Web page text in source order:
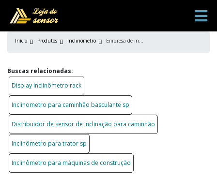
Início Produtos Inclinômetro Empresa de inclinometro para caminhão basculante
Buscas relacionadas:
Display inclinômetro rack
Inclinometro para caminhão basculante sp
Distribuidor de sensor de inclinação para caminhão
Inclinômetro para trator sp
Inclinômetro para máquinas de construção